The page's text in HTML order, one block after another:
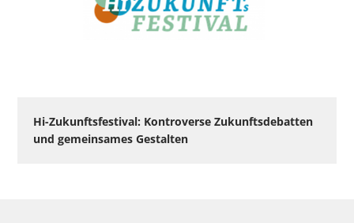
Hi-Zukunftsfestival: Kontroverse Zukunftsdebatten
und gemeinsames Gestalten